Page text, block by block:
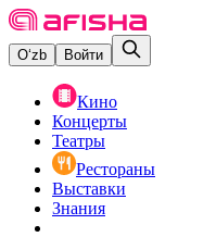
O‘zb Войти
Кино
Концерты
Театры
Рестораны
Выставки
Знания